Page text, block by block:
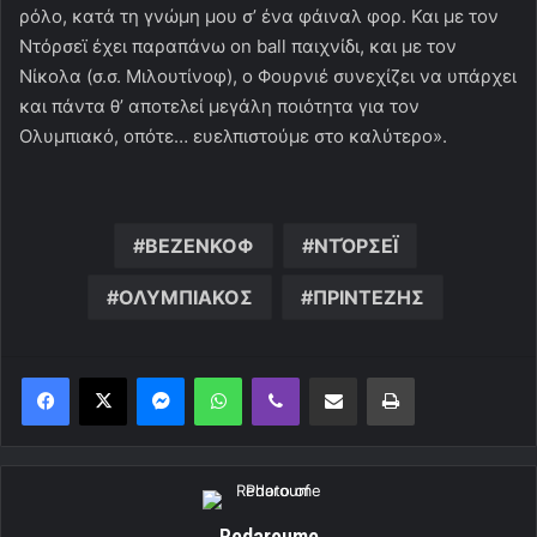
ρόλο, κατά τη γνώμη μου σ’ ένα φάιναλ φορ. Και με τον
Ντόρσεϊ έχει παραπάνω on ball παιχνίδι, και με τον
Νίκολα (σ.σ. Μιλουτίνοφ), ο Φουρνιέ συνεχίζει να υπάρχει
και πάντα θ’ αποτελεί μεγάλη ποιότητα για τον
Ολυμπιακό, οπότε… ευελπιστούμε στο καλύτερο».
ΒΕΖΕΝΚΟΦ ΝΤΌΡΣΕΪ
ΟΛΥΜΠΙΑΚΟΣ ΠΡΙΝΤΕΖΗΣ
MessengerWhatsAppViber Κοινοποίηση μέσω ηλεκτρονικού ταχυδρομείουΕκτύπωση